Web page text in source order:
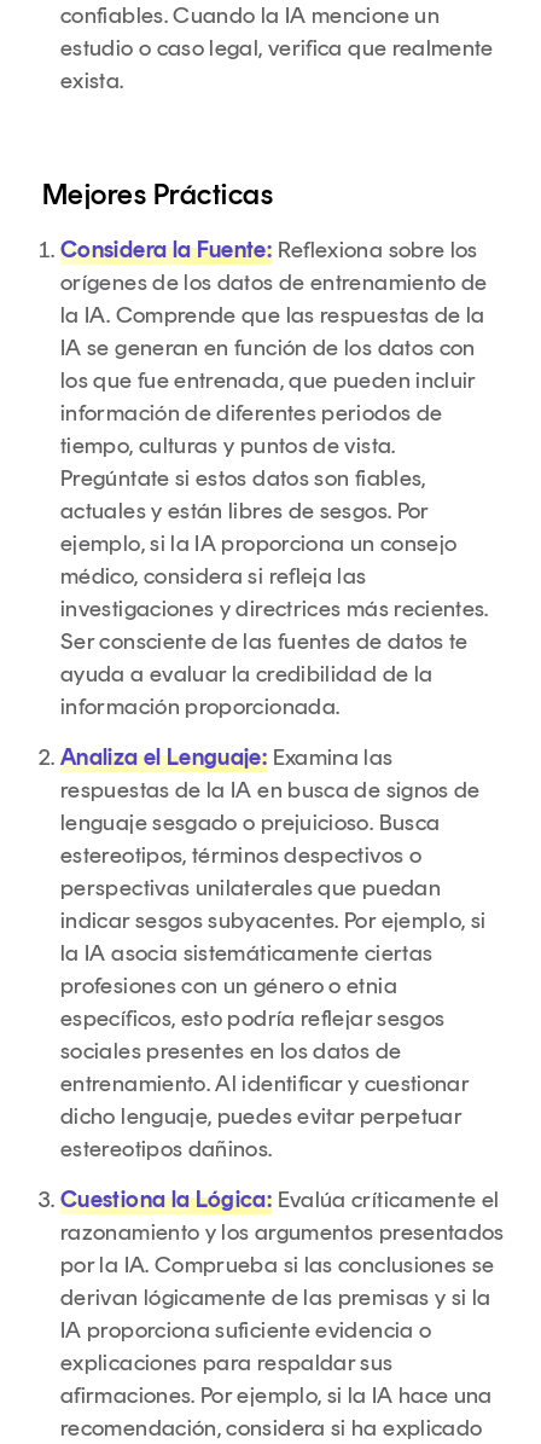
confiables. Cuando la IA mencione un
estudio o caso legal, verifica que realmente
exista.
Mejores Prácticas
Considera la Fuente: Reflexiona sobre los
orígenes de los datos de entrenamiento de
la IA. Comprende que las respuestas de la
IA se generan en función de los datos con
los que fue entrenada, que pueden incluir
información de diferentes periodos de
tiempo, culturas y puntos de vista.
Pregúntate si estos datos son fiables,
actuales y están libres de sesgos. Por
ejemplo, si la IA proporciona un consejo
médico, considera si refleja las
investigaciones y directrices más recientes.
Ser consciente de las fuentes de datos te
ayuda a evaluar la credibilidad de la
información proporcionada.
Analiza el Lenguaje: Examina las
respuestas de la IA en busca de signos de
lenguaje sesgado o prejuicioso. Busca
estereotipos, términos despectivos o
perspectivas unilaterales que puedan
indicar sesgos subyacentes. Por ejemplo, si
la IA asocia sistemáticamente ciertas
profesiones con un género o etnia
específicos, esto podría reflejar sesgos
sociales presentes en los datos de
entrenamiento. Al identificar y cuestionar
dicho lenguaje, puedes evitar perpetuar
estereotipos dañinos.
Cuestiona la Lógica: Evalúa críticamente el
razonamiento y los argumentos presentados
por la IA. Comprueba si las conclusiones se
derivan lógicamente de las premisas y si la
IA proporciona suficiente evidencia o
explicaciones para respaldar sus
afirmaciones. Por ejemplo, si la IA hace una
recomendación, considera si ha explicado